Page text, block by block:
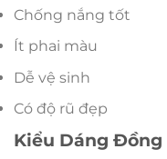
Chống nắng tốt
Ít phai màu
Dễ vệ sinh
Có độ rũ đẹp
Kiểu Dáng Đồng